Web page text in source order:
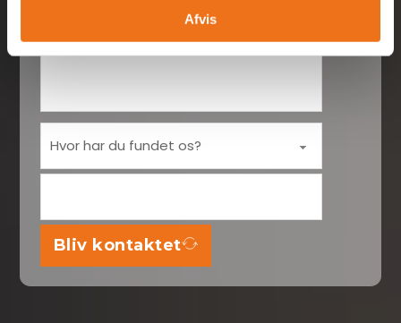
Afvis
Bliv kontaktet